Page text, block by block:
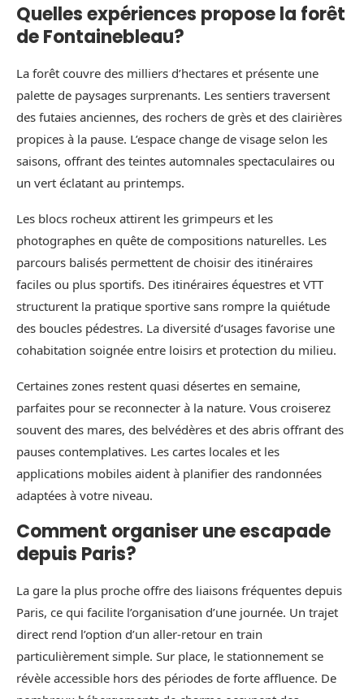
Quelles expériences propose la forêt
de Fontainebleau?
La forêt couvre des milliers d’hectares et présente une
palette de paysages surprenants. Les sentiers traversent
des futaies anciennes, des rochers de grès et des clairières
propices à la pause. L’espace change de visage selon les
saisons, offrant des teintes automnales spectaculaires ou
un vert éclatant au printemps.
Les blocs rocheux attirent les grimpeurs et les
photographes en quête de compositions naturelles. Les
parcours balisés permettent de choisir des itinéraires
faciles ou plus sportifs. Des itinéraires équestres et VTT
structurent la pratique sportive sans rompre la quiétude
des boucles pédestres. La diversité d’usages favorise une
cohabitation soignée entre loisirs et protection du milieu.
Certaines zones restent quasi désertes en semaine,
parfaites pour se reconnecter à la nature. Vous croiserez
souvent des mares, des belvédères et des abris offrant des
pauses contemplatives. Les cartes locales et les
applications mobiles aident à planifier des randonnées
adaptées à votre niveau.
Comment organiser une escapade
depuis Paris?
La gare la plus proche offre des liaisons fréquentes depuis
Paris, ce qui facilite l’organisation d’une journée. Un trajet
direct rend l’option d’un aller-retour en train
particulièrement simple. Sur place, le stationnement se
révèle accessible hors des périodes de forte affluence. De